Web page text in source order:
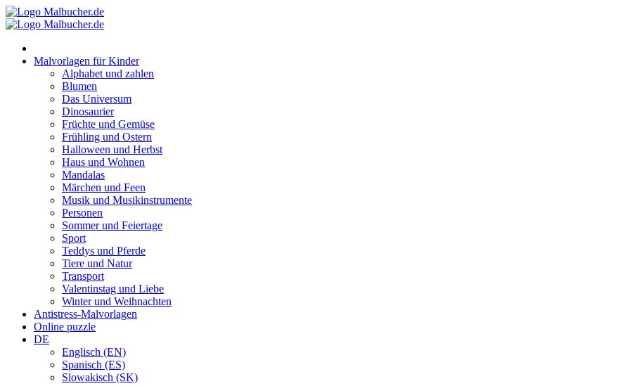
Zum
Inhalt
Malvorlagen für Kinder
Alphabet und zahlen
Blumen
Das Universum
Dinosaurier
Früchte und Gemüse
Frühling und Ostern
Halloween und Herbst
Haus und Wohnen
Mandalas
Märchen und Feen
Musik und Musikinstrumente
Personen
Sommer und Feiertage
Sport
Teddys und Pferde
Tiere und Natur
Transport
Valentinstag und Liebe
Winter und Weihnachten
Antistress-Malvorlagen
Online puzzle
DE
Englisch (EN)
Spanisch (ES)
Slowakisch (SK)